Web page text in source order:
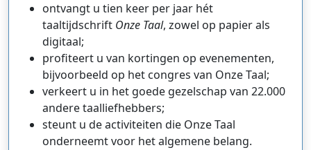
ontvangt u tien keer per jaar hét
taaltijdschrift Onze Taal, zowel op papier als
digitaal;
profiteert u van kortingen op evenementen,
bijvoorbeeld op het congres van Onze Taal;
verkeert u in het goede gezelschap van 22.000
andere taalliefhebbers;
steunt u de activiteiten die Onze Taal
onderneemt voor het algemene belang.